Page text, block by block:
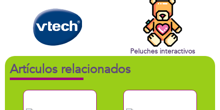
Peluches interactivos
Artículos relacionados